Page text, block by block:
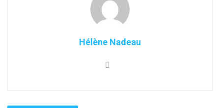
Hélène Nadeau